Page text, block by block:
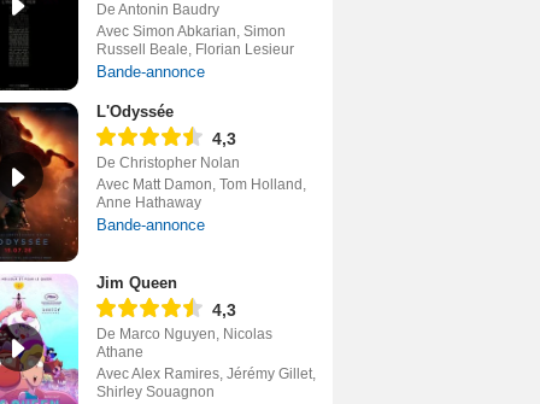
De Antonin Baudry
Avec Simon Abkarian, Simon
Russell Beale, Florian Lesieur
Bande-annonce
L'Odyssée
4,3
De Christopher Nolan
Avec Matt Damon, Tom Holland,
Anne Hathaway
Bande-annonce
Jim Queen
4,3
De Marco Nguyen, Nicolas
Athane
Avec Alex Ramires, Jérémy Gillet,
Shirley Souagnon